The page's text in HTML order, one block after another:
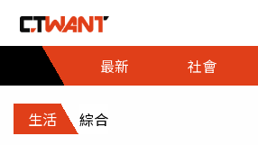
最新
社會
生活 綜合